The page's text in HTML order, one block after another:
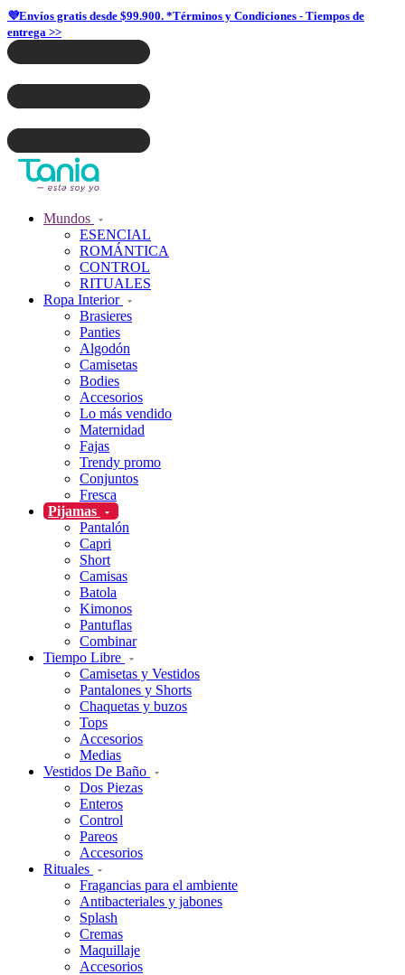
💜Envíos gratis desde $99.900. *Términos y Condiciones - Tiempos de
entrega >>
Mundos
ESENCIAL
ROMÁNTICA
CONTROL
RITUALES
Ropa Interior
Brasieres
Panties
Algodón
Camisetas
Bodies
Accesorios
Lo más vendido
Maternidad
Fajas
Trendy promo
Conjuntos
Fresca
Pijamas
Pantalón
Capri
Short
Camisas
Batola
Kimonos
Pantuflas
Combinar
Tiempo Libre
Camisetas y Vestidos
Pantalones y Shorts
Chaquetas y buzos
Tops
Accesorios
Medias
Vestidos De Baño
Dos Piezas
Enteros
Control
Pareos
Accesorios
Rituales
Fragancias para el ambiente
Antibacteriales y jabones
Splash
Cremas
Maquillaje
Accesorios